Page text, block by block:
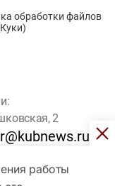
работы
обработки файлов
2
16 лет